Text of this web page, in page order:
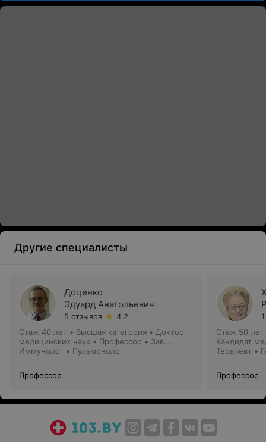
Другие специалисты
Доценко
Эдуард Анатольевич
5 отзывов
4.2
Стаж 40 лет • Высшая категория • Доктор
медицинских наук • Профессор • Зав.
кафедрой
Иммунолог • Пульмонолог
Профессор
Стаж 50 лет
Кандидат
Терапевт •
Профессор